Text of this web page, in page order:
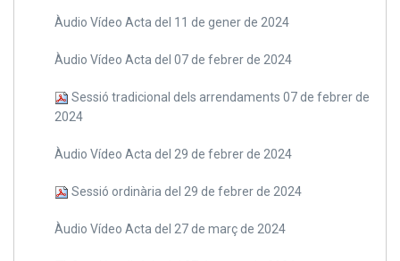
Àudio Vídeo Acta del 11 de gener de 2024
Àudio Vídeo Acta del 07 de febrer de 2024
Sessió tradicional dels arrendaments 07 de febrer de
2024
Àudio Vídeo Acta del 29 de febrer de 2024
Sessió ordinària del 29 de febrer de 2024
Àudio Vídeo Acta del 27 de març de 2024